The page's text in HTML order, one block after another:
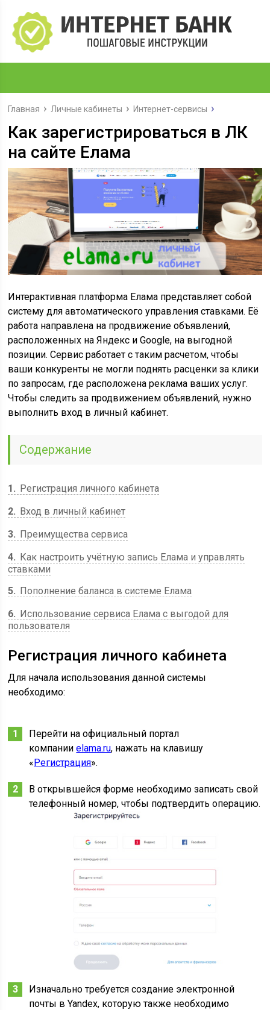
Главная Личные кабинеты Интернет-сервисы
Как зарегистрироваться в ЛК
на сайте Елама
Интерактивная платформа Елама представляет собой
систему для автоматического управления ставками. Её
работа направлена на продвижение объявлений,
расположенных на Яндекс и Google, на выгодной
позиции. Сервис работает с таким расчетом, чтобы
ваши конкуренты не могли поднять расценки за клики
по запросам, где расположена реклама ваших услуг.
Чтобы следить за продвижением объявлений, нужно
выполнить вход в личный кабинет.
Содержание
1
Регистрация личного кабинета
2
Вход в личный кабинет
3
Преимущества сервиса
4
Как настроить учётную запись Елама и управлять
ставками
5
Пополнение баланса в системе Елама
6
Использование сервиса Елама с выгодой для
пользователя
Регистрация личного кабинета
Для начала использования данной системы
необходимо:
Перейти на официальный портал
компанииelama.ru, нажать на клавишу
«Регистрация».
В открывшейся форме необходимо записать свой
телефонный номер, чтобы подтвердить операцию.
Изначально требуется создание электронной
почты в Yandex, которую также необходимо